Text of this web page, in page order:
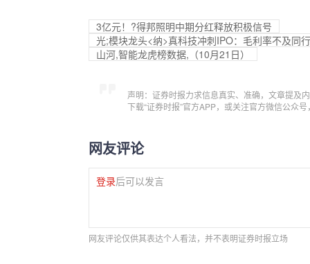
3亿元！?得邦照明中期分红释放积极信号
光;模块龙头<纳>真科技冲刺IPO：毛利率不及同
山河,智能龙虎榜数据,（10月21日）
声明：证券时报力求信息真实、准确，文章提及
下载“证券时报”官方APP，或关注官方微信公众
网友评论
登录后可以发言
网友评论仅供其表达个人看法，并不表明证券时报立场